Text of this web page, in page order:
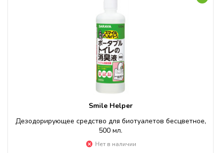
Smile Helper
Дезодорирующее средство для биотуалетов бесцветное,
500 мл.
Нет в наличии